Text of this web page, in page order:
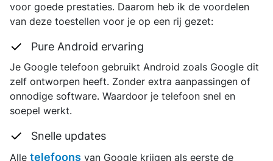
voor goede prestaties. Daarom heb ik de voordelen
van deze toestellen voor je op een rij gezet:
Pure Android ervaring
Je Google telefoon gebruikt Android zoals Google dit
zelf ontworpen heeft. Zonder extra aanpassingen of
onnodige software. Waardoor je telefoon snel en
soepel werkt.
Snelle updates
Alle telefoons van Google krijgen als eerste de